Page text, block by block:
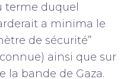
terme duquel
a minima le
de sécurité”
ainsi que sur
la bande de Gaza.